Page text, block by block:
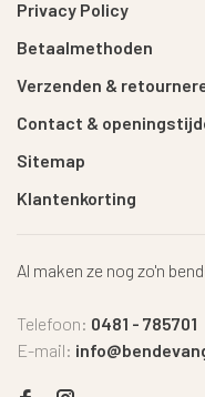
Privacy Policy
Betaalmethoden
Verzenden &
Contact &
Sitemap
Klantenkorting
Al maken ze nog zo'n
Telefoon: 0481 - 785701
E-mail: